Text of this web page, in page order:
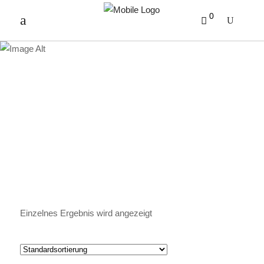
0
Einzelnes Ergebnis wird angezeigt